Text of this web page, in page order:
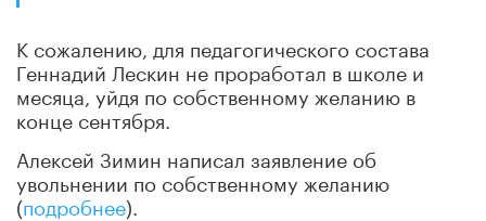
К сожалению, для педагогического состава
Геннадий Лескин не проработал в школе и
месяца, уйдя по собственному желанию в
конце сентября.
Алексей Зимин написал заявление об
увольнении по собственному желанию
(подробнее).